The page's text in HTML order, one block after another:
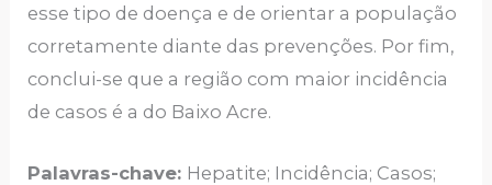
esse tipo de doença e de orientar a população
corretamente diante das prevenções. Por fim,
conclui-se que a região com maior incidência
de casos é a do Baixo Acre.
Palavras-chave: Hepatite; Incidência; Casos;